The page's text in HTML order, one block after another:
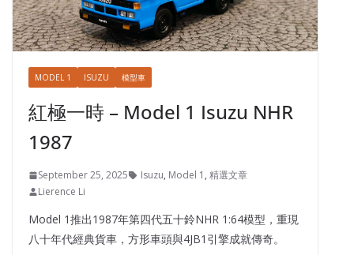
MODEL 1 ISUZU 模型車
紅極一時 – Model 1 Isuzu NHR
1987
September 25, 2025 Isuzu, Model 1 , 精選文章
Lierence Li
Model 1推出1987年第四代五十鈴NHR 1:64模型，重現
八十年代經典貨車，方形車頭與4JB1引擎成就傳奇。